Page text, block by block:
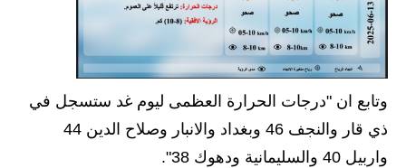
المرحلة الابتدائية
المرحلة المتوسطة
المرحلة الاعدادية
ملازم دراسية
وتابع ان "درجات الحرارة العظمى ليوم غد ستسجل في
ذي قار والنجف 46 وبغداد والانبار وصلاح الدين 44
واربيل 40 والسليمانية ودهوك 38".